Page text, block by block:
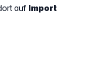
auf Import